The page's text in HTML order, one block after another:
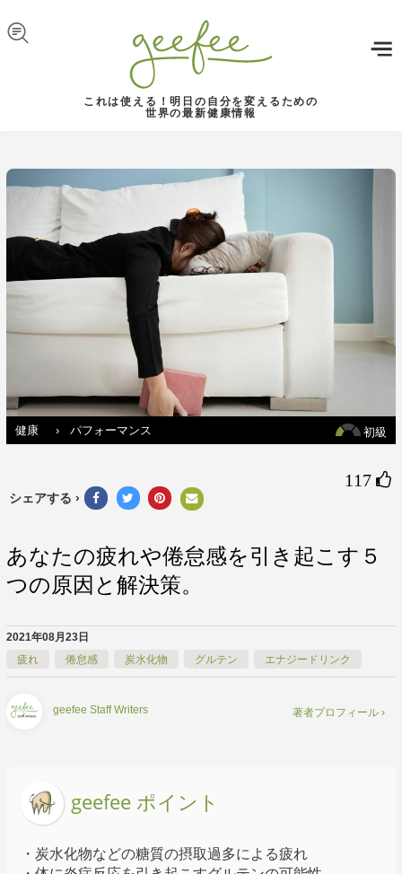
これは使える！明日の自分を変えるための
世界の最新健康情報
初級
健康 › パフォーマンス
117 
シェアする ›
あなたの疲れや倦怠感を引き起こす５
つの原因と解決策。
2021年08月23日
疲れ
倦怠感 炭水化物 グルテン エナジードリンク
geefee Staff Writers 著者プロフィール ›
geefee ポイント
・炭水化物などの糖質の摂取過多による疲れ